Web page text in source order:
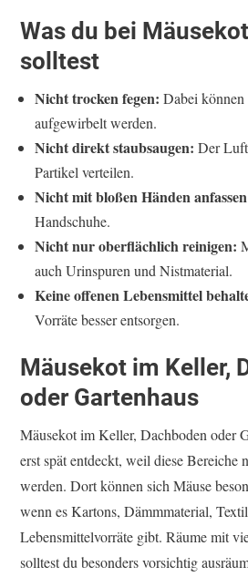
Was du bei
solltest
Nicht trocken fegen: Dabei
aufgewirbelt werden.
Nicht direkt staubsaugen: Der
Partikel verteilen.
Nicht mit bloßen Händen
Handschuhe.
Nicht nur oberflächlich reinigen:
auch Urinspuren und Nistmaterial.
Keine offenen Lebensmittel
Vorräte besser entsorgen.
Mäusekot im Keller,
oder Gartenhaus
Mäusekot im Keller, Dachboden oder
erst spät entdeckt, weil diese Bereiche
werden. Dort können sich Mäuse
wenn es Kartons, Dämmmaterial,
Lebensmittelvorräte gibt. Räume mit
solltest du besonders vorsichtig